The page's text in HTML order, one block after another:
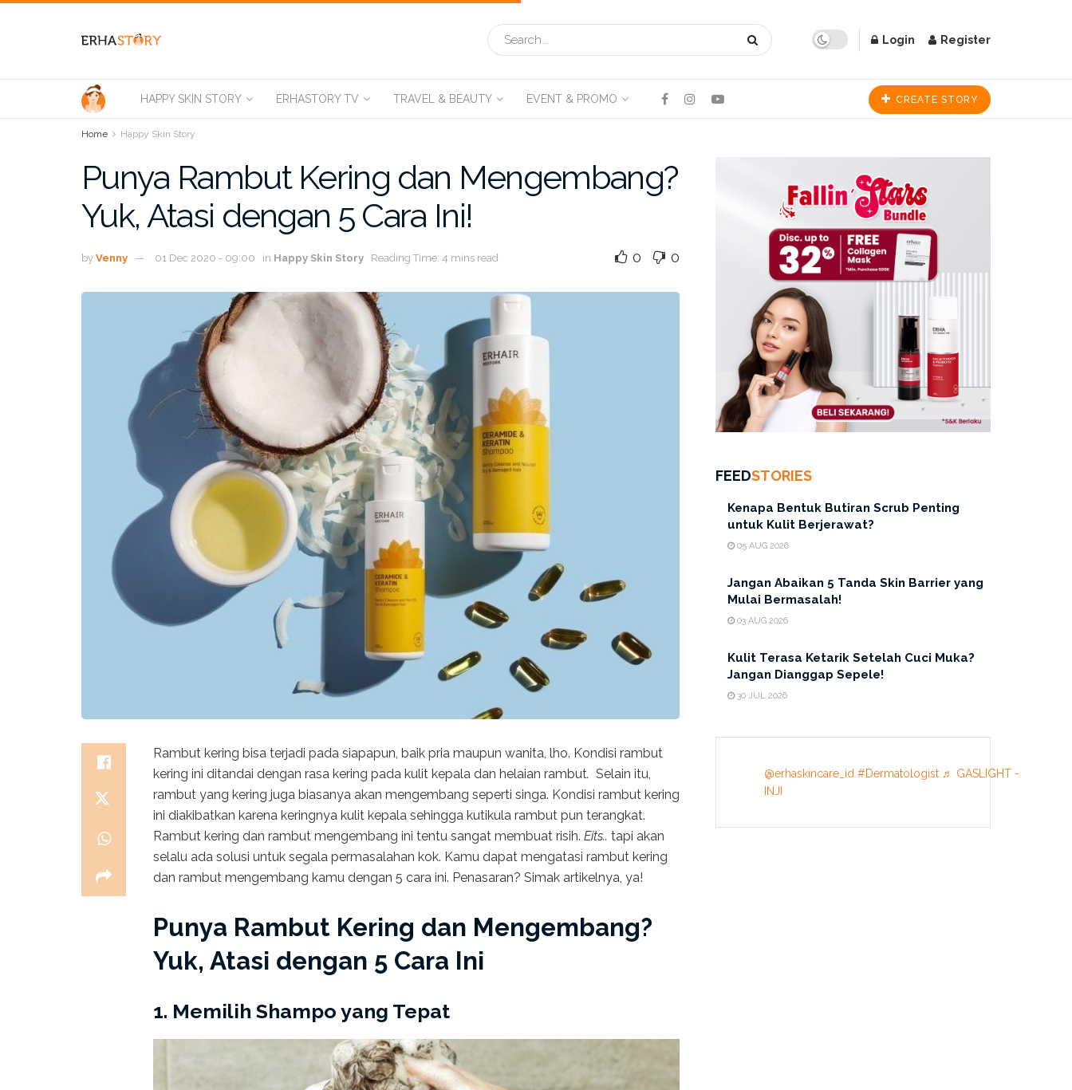
Login Register
HAPPY SKIN STORY ERHASTORY TV TRAVEL & BEAUTY EVENT & PROMO CREATE STORY
Home Happy Skin Story
Punya Rambut Kering dan Mengembang?
Yuk, Atasi dengan 5 Cara Ini!
by Venny 01 Dec 2020 - 09:00 in Happy Skin Story Reading Time: 4 mins read 0 0
Rambut kering bisa terjadi pada siapapun, baik pria maupun wanita, lho. Kondisi rambut
kering ini ditandai dengan rasa kering pada kulit kepala dan helaian rambut. Selain itu,
rambut yang kering juga biasanya akan mengembang seperti singa. Kondisi rambut kering
ini diakibatkan karena keringnya kulit kepala sehingga kutikula rambut pun terangkat.
Rambut kering dan rambut mengembang ini tentu sangat membuat risih. Eits.. tapi akan
selalu ada solusi untuk segala permasalahan kok. Kamu dapat mengatasi rambut kering
dan rambut mengembang kamu dengan 5 cara ini. Penasaran? Simak artikelnya, ya!
Punya Rambut Kering dan Mengembang?
Yuk, Atasi dengan 5 Cara Ini
1. Memilih Shampo yang Tepat
FEEDSTORIES
Kenapa Bentuk Butiran Scrub Penting
untuk Kulit Berjerawat?
05 AUG 2026
Jangan Abaikan 5 Tanda Skin Barrier yang
Mulai Bermasalah!
03 AUG 2026
Kulit Terasa Ketarik Setelah Cuci Muka?
Jangan Dianggap Sepele!
30 JUL 2026
@erhaskincare_id #Dermatologist ♬ GASLIGHT -
INJI